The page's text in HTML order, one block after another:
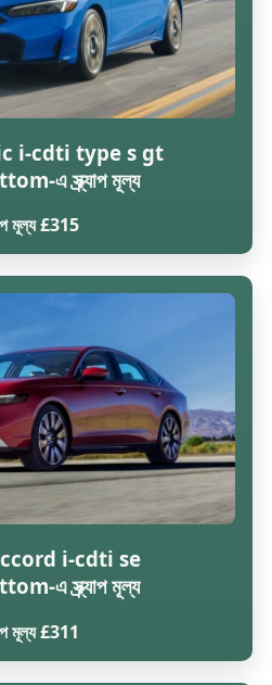
i-cdti type s gt
এ স্ক্র্যাপ মূল্য
মূল্য £315
i-cdti se
এ স্ক্র্যাপ মূল্য
মূল্য £311